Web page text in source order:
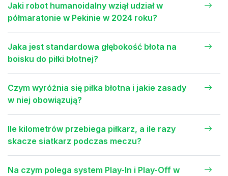
Jaki robot humanoidalny wziął udział w
półmaratonie w Pekinie w 2024 roku?
Jaka jest standardowa głębokość błota na
boisku do piłki błotnej?
Czym wyróżnia się piłka błotna i jakie zasady
w niej obowiązują?
Ile kilometrów przebiega piłkarz, a ile razy
skacze siatkarz podczas meczu?
Na czym polega system Play-In i Play-Off w